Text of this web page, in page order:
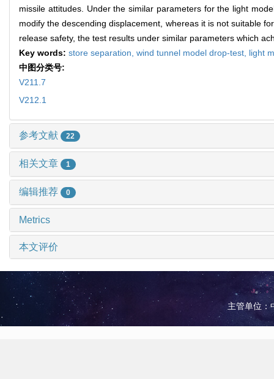
missile attitudes. Under the similar parameters for the light
modify the descending displacement, whereas it is not suitable
release safety, the test results under similar parameters which
Key words: store separation, wind tunnel model drop-test, light
中图分类号:
V211.7
V212.1
参考文献 22
相关文章 1
编辑推荐 0
Metrics
本文评价
主管单位：